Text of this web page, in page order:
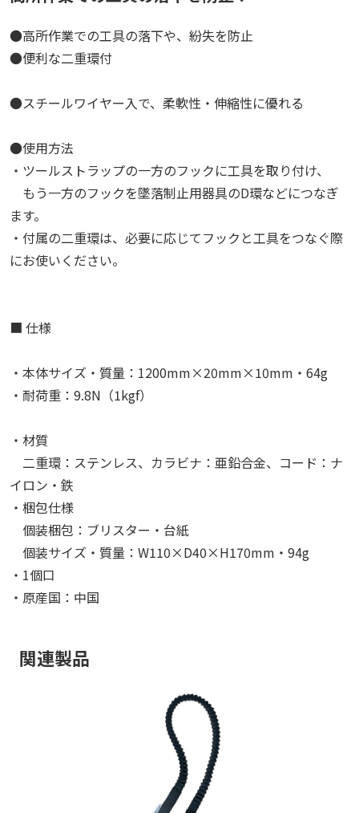
●高所作業での工具の落下や、紛失を防止
●便利な二重環付
●スチールワイヤー入で、柔軟性・伸縮性に優れる
●使用方法
・ツールストラップの一方のフックに工具を取り付け、
もう一方のフックを墜落制止用器具のD環などにつなぎ
ます。
・付属の二重環は、必要に応じてフックと工具をつなぐ際
にお使いください。
■ 仕様
・本体サイズ・質量：1200mm×20mm×10mm・64g
・耐荷重：9.8N（1kgf）
・材質
二重環：ステンレス、カラビナ：亜鉛合金、コード：ナ
イロン・鉄
・梱包仕様
個装梱包：ブリスター・台紙
個装サイズ・質量：W110×D40×H170mm・94g
・1個口
・原産国：中国
関連製品